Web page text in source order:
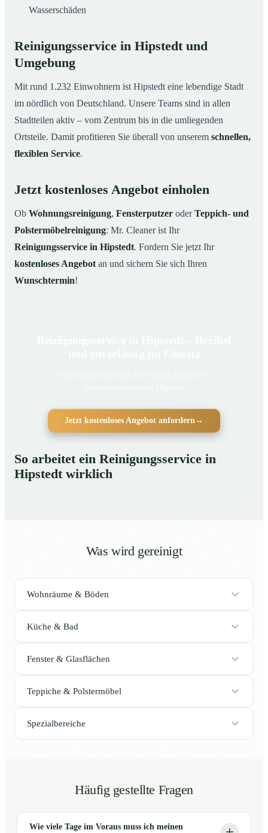
Wasserschäden
Reinigungsservice in Hipstedt und
Umgebung
Mit rund 1.232 Einwohnern ist Hipstedt eine lebendige Stadt
im nördlich von Deutschland. Unsere Teams sind in allen
Stadtteilen aktiv – vom Zentrum bis in die umliegenden
Ortsteile. Damit profitieren Sie überall von unserem schnellen,
flexiblen Service.
Jetzt kostenloses Angebot einholen
Ob Wohnungsreinigung, Fensterputzer oderTeppich- und
Polstermöbelreinigung: Mr. Cleaner ist Ihr
Reinigungsservice in Hipstedt. Fordern Sie jetzt Ihr
kostenloses Angebot an und sichern Sie sich Ihren
Wunschtermin!
Jetzt kostenloses Angebot anfordern→
So arbeitet ein Reinigungsservice in
Hipstedt wirklich
Was wird gereinigt
Wohnräume & Böden
Küche & Bad
Fenster & Glasflächen
Teppiche & Polstermöbel
Spezialbereiche
Häufig gestellte Fragen
Wie viele Tage im Voraus muss ich meinen